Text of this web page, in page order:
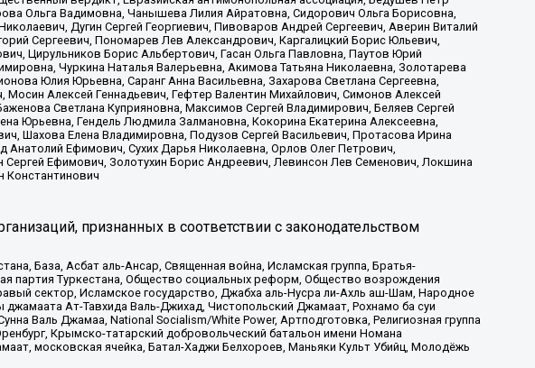
Ольга Вадимовна, Чанышева Лилия Айратовна, Сидорович Ольга Борисовна,
Дугин Сергей Георгиевич, Пивоваров Андрей Сергеевич, Аверин Виталий
Сергеевич, Пономарев Лев Александрович, Каргалицкий Борис Юльевич,
Цирульников Борис Альбертович, Гасан Ольга Павловна, Паутов Юрий
Чуркина Наталья Валерьевна, Акимова Татьяна Николаевна, Золотарева
Юлия Юрьевна, Саранг Анна Васильевна, Захарова Светлана Сергеевна,
Алексей Геннадьевич, Гефтер Валентин Михайлович, Симонов Алексей
Светлана Куприяновна, Максимов Сергей Владимирович, Беляев Сергей
Юрьевна, Гендель Людмила Залмановна, Кокорина Екатерина Алексеевна,
Шахова Елена Владимировна, Подузов Сергей Васильевич, Протасова Ирина
Ефимович, Сухих Дарья Николаевна, Орлов Олег Петрович,
Ефимович, Золотухин Борис Андреевич, Левинсон Лев Семенович, Локшина
Константинович
признанных в соответствии с законодательством
База, Асбат аль-Ансар, Священная война, Исламская группа, Братья-
партия Туркестана, Общество социальных реформ, Общество возрождения
сектор, Исламское государство, Джабха аль-Нусра ли-Ахль аш-Шам, Народное
Ат-Тавхида Валь-Джихад, Чистопольский Джамаат, Рохнамо ба суи
Валь Джамаа, National Socialism/White Power, Артподготовка, Религиозная группа
Крымско-татарский добровольческий батальон имени Номана
московская ячейка, Батал-Хаджи Белхороев, Маньяки Культ Убийц, Молодёжь